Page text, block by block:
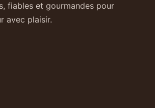
fiables et gourmandes pour
avec plaisir.